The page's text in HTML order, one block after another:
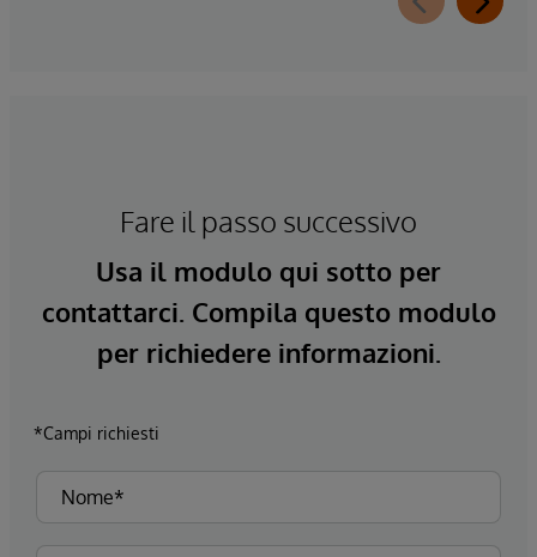
Fare il passo successivo
Usa il modulo qui sotto per
contattarci. Compila questo modulo
per richiedere informazioni.
*Campi richiesti